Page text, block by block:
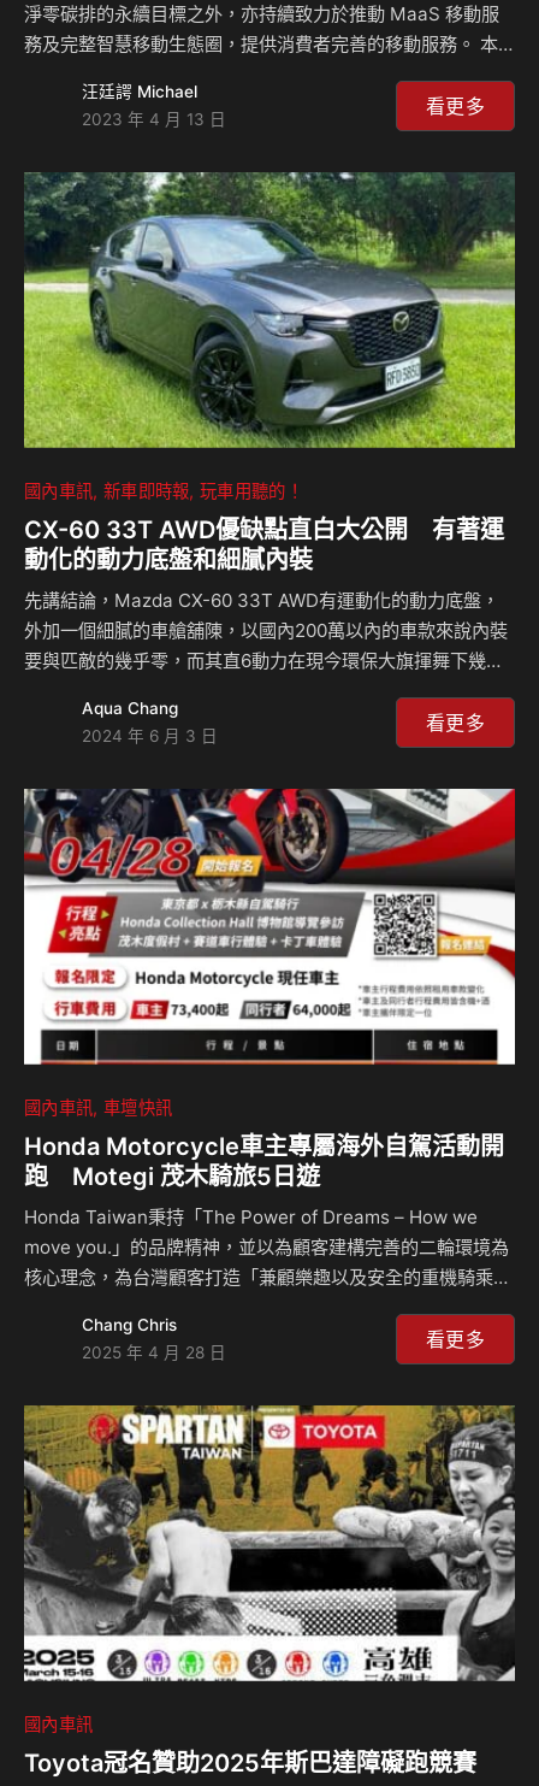
淨零碳排的永續目標之外，亦持續致力於推動 MaaS 移動服
務及完整智慧移動生態圈，提供消費者完善的移動服務。 本
(Toyota/商用車/MaaS)、和潤電能及車美仕攜手，共同以
「和泰集團」名義參加，並將展館分為氫能、電能、共享移動
慧移動上的深度佈局，並首度展出第二代Toyota Mirai(未來)
氫能電動車！ Toyota Mirai氫能電動車在台首度亮相 Toyota
堅信碳中和需靠多元電動化方式達成，讓全世界的顧客可依照
當地情況、因地…
汪廷諤 Michael
2023 年 4 月 13 日
看更多
國內車訊 新車即時報 玩車用聽的！
CX-60 33T AWD優缺點直白大公開 有著運
動化的動力底盤和細膩內裝
先講結論，Mazda CX-60 33T AWD有運動化的動力底盤，
外加一個細膩的車艙舖陳，以國內200萬以內的車款來說內裝
要與匹敵的幾乎零，而其直6動力在現今環保大旗揮舞下幾乎
兩點CX-60 33T AWD就是個獨特而稀有的存在。衝著這兩
點，你的確可以考慮入手，但唯一要考慮的是其3.3升動力的
整體來說，CX-60 33T AWD是台什麼樣的車？來聽島叔和豪
哥怎麼說？ 相關新聞：
Aqua Chang
2024 年 6 月 3 日
看更多
國內車訊 車壇快訊
Honda Motorcycle車主專屬海外自駕活動開
跑 Motegi 茂木騎旅5日遊
Honda Taiwan秉持「The Power of Dreams – How we
move you.」的品牌精神，並以為顧客建構完善的二輪環境為
核心理念，為台灣顧客打造「兼顧樂趣以及安全的重機騎乘環
為了讓Honda車主體驗更多各種不同騎行的樂趣， Honda
Taiwan今年為車主舉辦「2025 Honda Motorcycle車主專屬
4/28開始受理線上報名，邀請車主一同騎行日本，奔馳於壯麗
山海之間，親身體驗MOBILITY RESORT MOTEGI茂木賽道
獨特魅力以…
Chang Chris
2025 年 4 月 28 日
看更多
國內車訊
Toyota冠名贊助2025年斯巴達障礙跑競賽